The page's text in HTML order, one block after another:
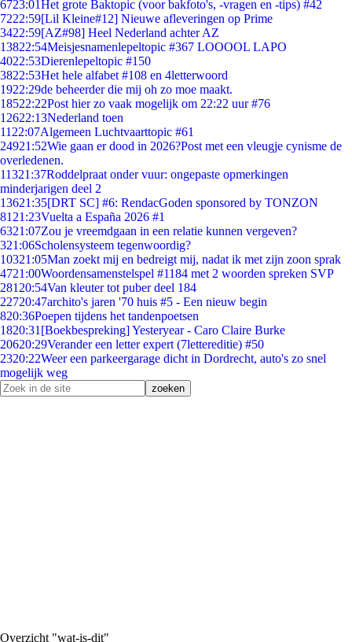
6723:01Het grote Baktopic (voor bakfoto's, -vragen en -tips) #42
7222:59[Lil Kleine#12] Nieuwe afleveringen op Prime
3422:59[AZ#98] Heel Nederland achter AZ
13822:54Meisjesnamenlepeltopic #367 LOOOOL LAPO
4022:53Dierenlepeltopic #150
3822:53Het hele alfabet #108 en 4letterwoord
1922:29de beheerder die mij oh zo moe maakt.
18522:22Post hier zo vaak mogelijk om 22:22 uur #76
12622:13Nederland toen
11 22:07Algemeen Luchtvaarttopic #61
24921:52Wie gaan er dood in 2026?Post met een vleugje cynisme de
overledenen.
11321:37Roddelpraat onder vuur: ongepaste opmerkingen
minderjarigen deel 2
13621:35[DRT SC] #6: RendacGoden sponsored by TONZON
81 21:23Vuelta a España 2026 #1
6321:07Zou je vreemdgaan in een relatie kunnen vergeven?
321:06Scholensysteem tegenwoordig?
10321:05Man zoekt mij en bedreigt mij, nadat ik met zijn zoon sprak
4721:00Woordensamenstelspel #1184 met 2 woorden spreken SVP
281 20:54Van kleuter tot puber deel 184
22720:47archito's jaren '70 huis #5 - Een nieuw begin
820:36Poepen tijdens het tandenpoetsen
1820:31 [Boekbespreking] Yesteryear - Caro Claire Burke
20620:29Verander een letter expert (7lettereditie) #50
2320:22Weer een parkeergarage dicht in Dordrecht, auto's zo snel
mogelijk weg
Overzicht "wat-is-dit"